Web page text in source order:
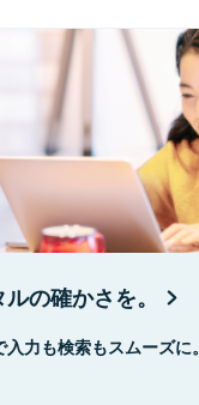
の確かさを。
力も検索もスムーズに。